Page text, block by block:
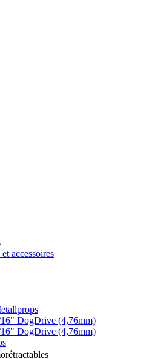
accessoires
DogDrive (4,76mm)
DogDrive (4,76mm)